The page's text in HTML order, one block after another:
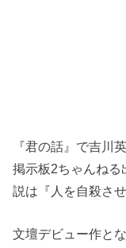
『君の話』で吉川
掲示板2ちゃんね
説は『人を自殺さ
文壇デビュー作と